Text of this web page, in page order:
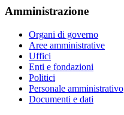
Amministrazione
Organi di governo
Aree amministrative
Uffici
Enti e fondazioni
Politici
Personale amministrativo
Documenti e dati